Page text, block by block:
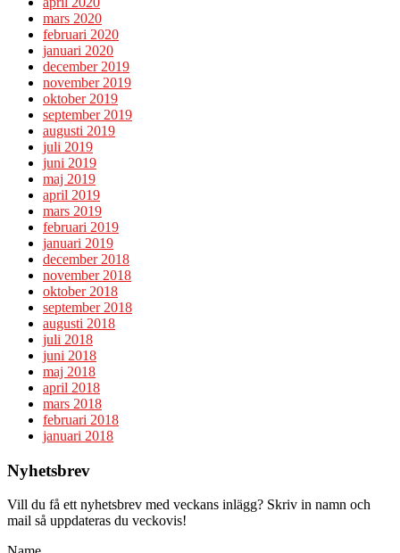
mars 2020
februari 2020
januari 2020
december 2019
november 2019
oktober 2019
september 2019
augusti 2019
juli 2019
juni 2019
maj 2019
april 2019
mars 2019
februari 2019
januari 2019
december 2018
november 2018
oktober 2018
september 2018
augusti 2018
juli 2018
juni 2018
maj 2018
april 2018
mars 2018
februari 2018
januari 2018
Nyhetsbrev
Vill du få ett nyhetsbrev med veckans inlägg? Skriv in namn och
mail så uppdateras du veckovis!